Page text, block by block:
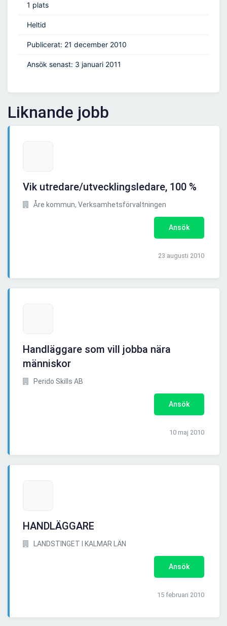
1 plats
Heltid
Publicerat: 21 december 2010
Ansök senast: 3 januari 2011
Liknande jobb
Vik utredare/utvecklingsledare, 100 %
Åre kommun, Verksamhetsförvaltningen
Ansök
23 augusti 2010
Handläggare som vill jobba nära
människor
Perido Skills AB
Ansök
10 maj 2010
HANDLÄGGARE
LANDSTINGET I KALMAR LÄN
Ansök
15 februari 2010